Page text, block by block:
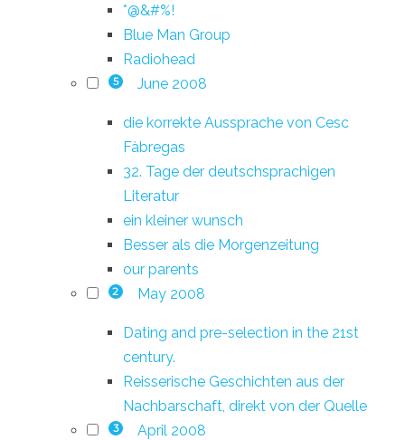
*@&#%!
Blue Man Group
Radiohead
5 June 2008
die korrekte Aussprache von Cesc
Fàbregas
32. Tage der deutschsprachigen
Literatur
ein kleiner wunsch
Besser als die Morgenzeitung
our parents
2 May 2008
Dating and pre-selection in the 21st
century.
Reisserische Geschichten aus der
Nachbarschaft, direkt von der Quelle
3 April 2008